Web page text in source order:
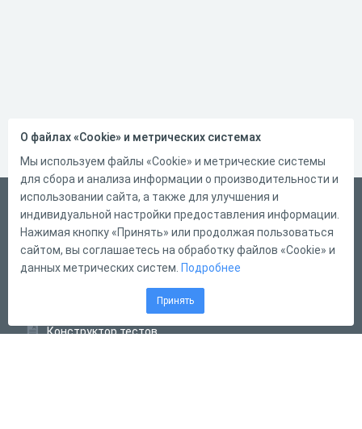
Русский
Справка
Форма обратной связи
Конструктор тестов
О файлах «Cookie» и метрических системах
Мы используем файлы «Cookie» и метрические системы
для сбора и анализа информации о производительности и
использовании сайта, а также для улучшения и
индивидуальной настройки предоставления информации.
Нажимая кнопку «Принять» или продолжая пользоваться
сайтом, вы соглашаетесь на обработку файлов «Cookie» и
данных метрических систем. Подробнее
Принять